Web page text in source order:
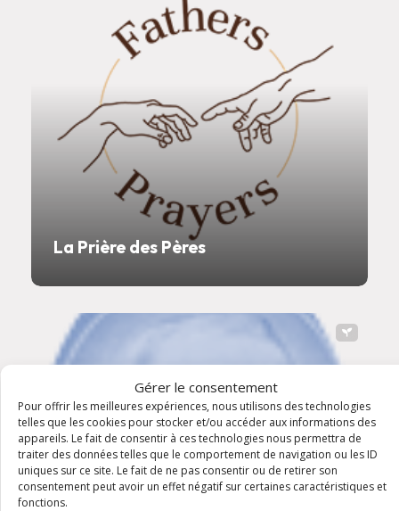
Gérer le consentement
Pour offrir les meilleures expériences, nous utilisons des technologies
telles que les cookies pour stocker et/ou accéder aux informations des
appareils. Le fait de consentir à ces technologies nous permettra de
traiter des données telles que le comportement de navigation ou les ID
uniques sur ce site. Le fait de ne pas consentir ou de retirer son
consentement peut avoir un effet négatif sur certaines caractéristiques et
fonctions.
La Prière des Pères